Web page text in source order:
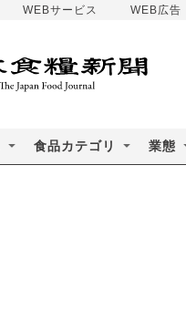
WEBサービス WEB広告
食品カテゴリ 業態